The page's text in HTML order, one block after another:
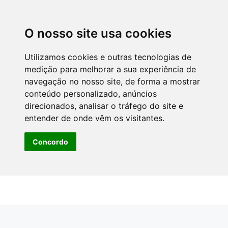
O nosso site usa cookies
Utilizamos cookies e outras tecnologias de
medição para melhorar a sua experiência de
navegação no nosso site, de forma a mostrar
conteúdo personalizado, anúncios
direcionados, analisar o tráfego do site e
entender de onde vêm os visitantes.
Concordo